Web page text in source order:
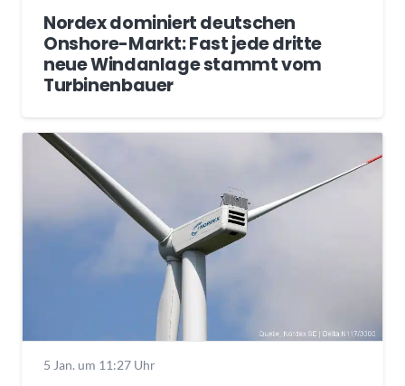
Nordex dominiert deutschen
Onshore-Markt: Fast jede dritte
neue Windanlage stammt vom
Turbinenbauer
5 Jan. um 11:27 Uhr